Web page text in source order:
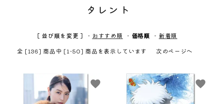
タレント
[ 並び順を変更 ] - おすすめ順 - 価格順 - 新着順
全 [136] 商品中 [1-50] 商品を表示しています
次のページへ
favorite favorite